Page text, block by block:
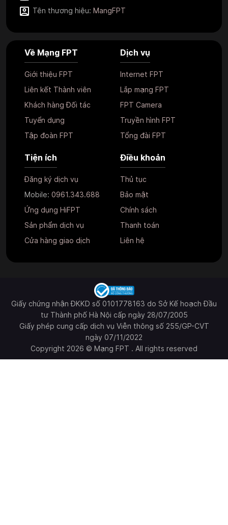
Tên thương hiệu: MangFPT
Về Mạng FPT
Giới thiệu FPT
Liên kết Thành viên
Khách hàng Đối tác
Tuyển dụng
Tập đoàn FPT
Dịch vụ
Internet FPT
Lắp mạng FPT
FPT Camera
Truyền hình FPT
Tổng đài FPT
Tiện ích
Đăng ký dịch vụ
Mobile: 0961.343.688
Ứng dụng HiFPT
Sản phẩm dịch vụ
Cửa hàng giao dịch
Điều khoản
Thủ tục
Bảo mật
Chính sách
Thanh toán
Liên hệ
Giấy chứng nhận ĐKKD số 0101778163 do Sở Kế hoạch Đầu
tư Thành phố Hà Nội cấp ngày 28/07/2005
Giấy phép cung cấp dịch vụ Viễn thông số 255/GP-CVT
ngày 07/11/2022
Copyright 2026 © Mạng FPT . All rights reserved